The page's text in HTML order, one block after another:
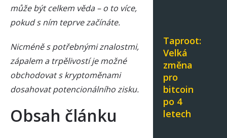
může být celkem věda – o to více,
pokud s ním teprve začínáte.
Nicméně s potřebnými znalostmi,
zápalem a trpělivostí je možné
obchodovat s kryptoměnami
dosahovat potencionálního zisku.
Obsah článku
Taproot:
Velká
změna
pro
bitcoin
po 4
letech